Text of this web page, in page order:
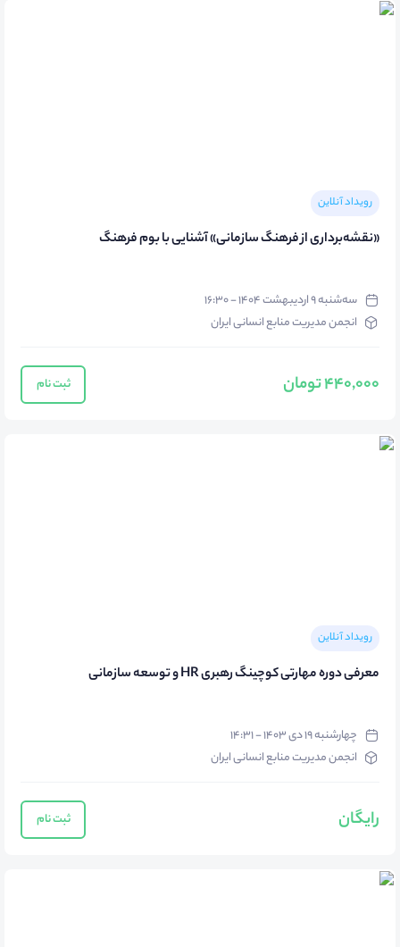
رویداد آنلاین
«نقشه‌برداری از فرهنگ سازمانی» آشنایی با بوم فرهنگ
سه‌شنبه ۹ اردیبهشت ۱۴۰۴ - ۱۶:۳۰
انجمن مدیریت منابع انسانی ایران
440,000 تومان ثبت نام
رویداد آنلاین
معرفی دوره مهارتی کوچینگ رهبری HR و توسعه سازمانی
چهارشنبه ۱۹ دی ۱۴۰۳ - ۱۴:۳۱
انجمن مدیریت منابع انسانی ایران
رایگان ثبت نام